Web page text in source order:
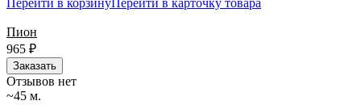
Перейти в корзинуПерейти в карточку товара
Пион
965 ₽
Заказать
Отзывов нет
~45 м.